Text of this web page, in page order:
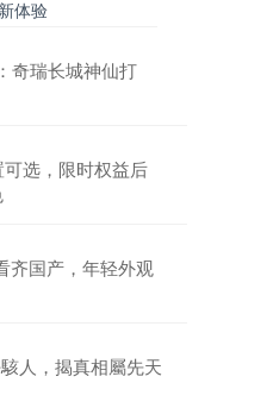
体验
奇瑞长城神仙打
选，限时权益后
齐国产，年轻外观
人，揭真相屬先天